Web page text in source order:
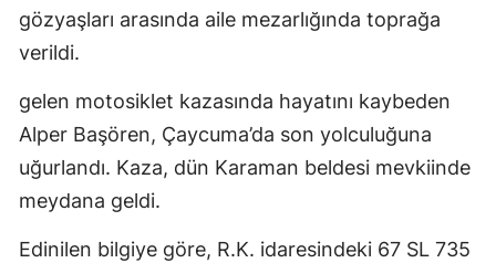
gözyaşları arasında aile mezarlığında toprağa
verildi.
gelen motosiklet kazasında hayatını kaybeden
Alper Başören, Çaycuma’da son yolculuğuna
uğurlandı. Kaza, dün Karaman beldesi mevkiinde
meydana geldi.
Edinilen bilgiye göre, R.K. idaresindeki 67 SL 735